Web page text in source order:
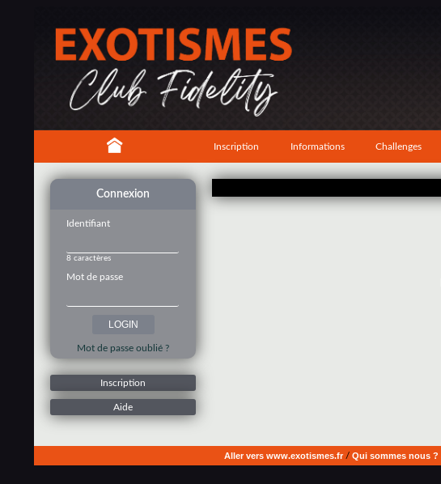
Inscription Informations Challenges
Connexion
Identifiant
8 caractères
Mot de passe
Mot de passe oublié ?
Inscription
Aide
Aller vers www.exotismes.fr/ Qui sommes nous ?